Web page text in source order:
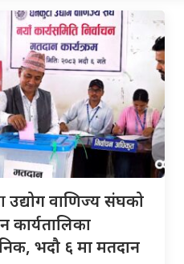
उद्योग वाणिज्य संघको
कार्यतालिका
भदौ ६ मा मतदान